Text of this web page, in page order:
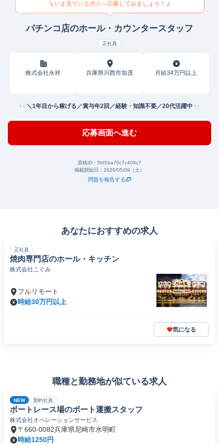
いま見ている求人へ応募してみましょう！
パチンコ店のホール・カウンタースタッフ
正社員
株式会社永祥 兵庫県川西市加茂 月給34万円以上
＼1年目から稼げる／賞与年2回／経験・知識不要／20代活躍中
応募画面へ進む
原稿ID： 5bf1ba70c7c409c7
掲載開始日： 2026/05/09（土）
問題を報告する
あなたにおすすめの求人
正社員
焼肉専門店のホール・キッチン
株式会社こぐみ
フルリモート
時給30万円以上
気になる
職種と勤務地が似ている求人
NEW 契約社員
ボートレース場のボート運搬スタッフ
株式会社オペレーションサービス
〒660-0082兵庫県尼崎市水明町
時給1250円